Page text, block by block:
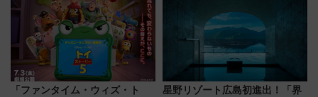
「ファンタイム・ウィズ・ト
星野リゾート広島初進出！「界